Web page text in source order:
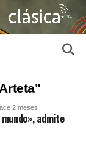
2 meses
admite